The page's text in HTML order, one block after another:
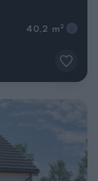
40,2 m 2